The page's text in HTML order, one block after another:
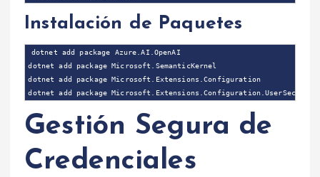
Instalación de Paquetes
dotnet add package Azure.AI.OpenAI
dotnet add package Microsoft.SemanticKernel
dotnet add package Microsoft.Extensions.Configuration
Gestión Segura de
Credenciales